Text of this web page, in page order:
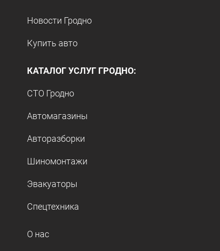
Новости Гродно
Купить авто
КАТАЛОГ УСЛУГ ГРОДНО:
СТО Гродно
Автомагазины
Авторазборки
Шиномонтажи
Эвакуаторы
Спецтехника
О нас